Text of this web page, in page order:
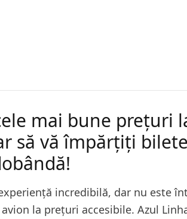
mai bune prețuri
să vă împărțiți
incredibilă, dar nu este
la prețuri accesibile. Azul